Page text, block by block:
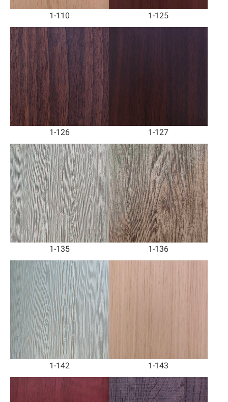
1-110 1-125
1-126 1-127
1-135 1-136
1-142 1-143